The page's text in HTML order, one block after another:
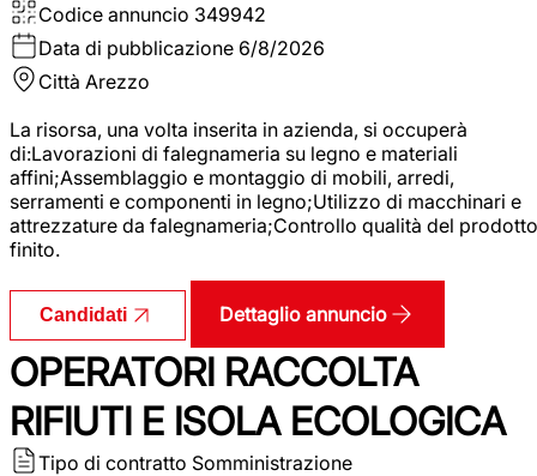
Codice annuncio 349942
Data di pubblicazione 6/8/2026
Città Arezzo
La risorsa, una volta inserita in azienda, si occuperà
di:Lavorazioni di falegnameria su legno e materiali
affini;Assemblaggio e montaggio di mobili, arredi,
serramenti e componenti in legno;Utilizzo di macchinari e
attrezzature da falegnameria;Controllo qualità del prodotto
finito.
Candidati Dettaglio annuncio
OPERATORI RACCOLTA
RIFIUTI E ISOLA ECOLOGICA
Tipo di contratto Somministrazione